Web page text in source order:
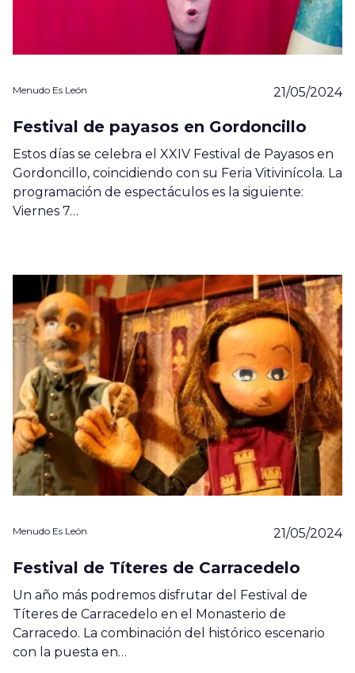
Menudo Es León 21/05/2024
Festival de payasos en Gordoncillo
Estos días se celebra el XXIV Festival de Payasos en
Gordoncillo, coincidiendo con su Feria Vitivinícola. La
programación de espectáculos es la siguiente:
Viernes 7…
Menudo Es León 21/05/2024
Festival de Títeres de Carracedelo
Un año más podremos disfrutar del Festival de
Títeres de Carracedelo en el Monasterio de
Carracedo. La combinación del histórico escenario
con la puesta en…